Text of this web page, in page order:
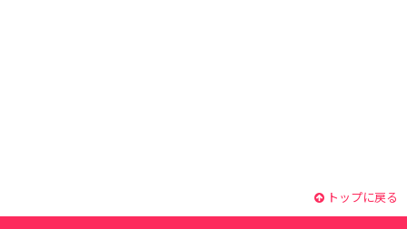
トップに戻る